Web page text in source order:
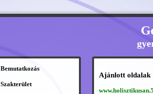
Bemutatkozás
Szakterület
Ajánlott oldalak